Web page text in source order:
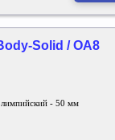
Solid / OA8
- 50 мм